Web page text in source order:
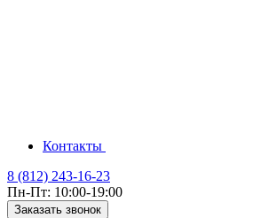
Контакты
8 (812) 243-16-23
Пн-Пт: 10:00-19:00
Заказать звонок